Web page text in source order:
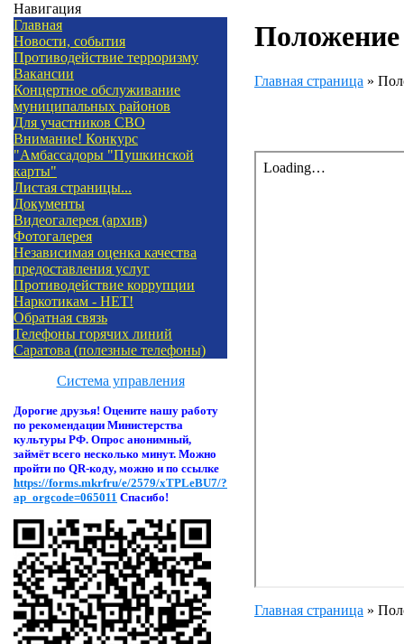
Навигация
Главная
Новости, события
Противодействие терроризму
Вакансии
Концертное обслуживание
муниципальных районов
Для участников СВО
Внимание! Конкурс
"Амбассадоры "Пушкинской
карты"
Листая страницы...
Документы
Видеогалерея (архив)
Фотогалерея
Независимая оценка качества
предоставления услуг
Противодействие коррупции
Наркотикам - НЕТ!
Обратная связь
Телефоны горячих линий
Саратова (полезные телефоны)
Система управления
Дорогие друзья! Оцените нашу работу
по рекомендации Министерства
культуры РФ. Опрос анонимный,
займёт всего несколько минут. Можно
пройти по QR-коду, можно и по ссылке
https://forms.mkrfru/e/2579/xTPLeBU7/?
ap_orgcode=065011 Спасибо!
Положение
Главная страница »
Главная страница »